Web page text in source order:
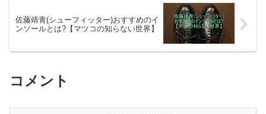
佐藤靖青(シューフィッター)おすすめのイ
ンソールとは?【マツコの知らない世界】
コメント